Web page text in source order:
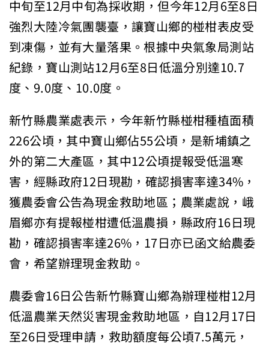
強烈大陸冷氣團襲臺，讓寶山鄉的椪柑表皮受
到凍傷，並有大量落果。根據中央氣象局測站
紀錄，寶山測站12月6至8日低溫分別達10.7
度、9.0度、10.0度。
新竹縣農業處表示，今年新竹縣椪柑種植面積
226公頃，其中寶山鄉佔55公頃，是新埔鎮之
外的第二大產區，其中12公頃提報受低溫寒
害，經縣政府12日現勘，確認損害率達34%，
獲農委會公告為現金救助地區；農業處說，峨
眉鄉亦有提報椪柑遭低溫農損，縣政府16日現
勘，確認損害率達26%，17日亦已函文給農委
會，希望辦理現金救助。
農委會16日公告新竹縣寶山鄉為辦理椪柑12月
低溫農業天然災害現金救助地區，自12月17日
至26日受理申請，救助額度每公頃7.5萬元，